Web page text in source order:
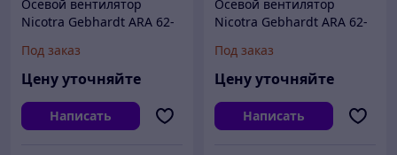
Осевой вентилятор
Nicotra Gebhardt ARA 62-
Под заказ
Цену уточняйте
Написать
Осевой вентилятор
Nicotra Gebhardt ARA 62-
Под заказ
Цену уточняйте
Написать